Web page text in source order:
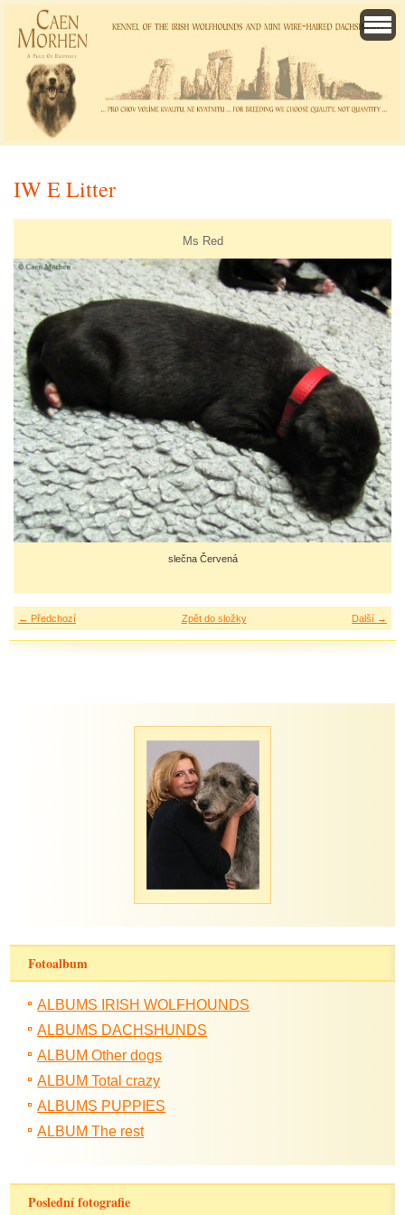
IW E Litter
Ms Red
slečna Červená
← Předchozí Další →
Zpět do složky
Fotoalbum
ALBUMS IRISH WOLFHOUNDS
ALBUMS DACHSHUNDS
ALBUM Other dogs
ALBUM Total crazy
ALBUMS PUPPIES
ALBUM The rest
Poslední fotografie